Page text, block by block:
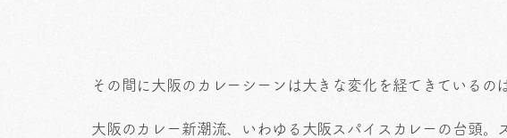
その間に大阪のカレーシーンは大きな変化を経てきているの
大阪のカレー新潮流、いわゆる大阪スパイスカレーの台頭。